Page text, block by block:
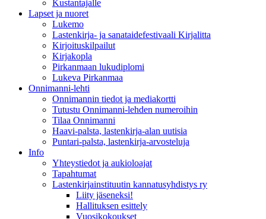
Kustantajalle
Lapset ja nuoret
Lukemo
Lastenkirja- ja sanataidefestivaali Kirjalitta
Kirjoituskilpailut
Kirjakopla
Pirkanmaan lukudiplomi
Lukeva Pirkanmaa
Onnimanni-lehti
Onnimannin tiedot ja mediakortti
Tutustu Onnimanni-lehden numeroihin
Tilaa Onnimanni
Haavi-palsta, lastenkirja-alan uutisia
Puntari-palsta, lastenkirja-arvosteluja
Info
Yhteystiedot ja aukioloajat
Tapahtumat
Lastenkirjainstituutin kannatusyhdistys ry
Liity jäseneksi!
Hallituksen esittely
Vuosikokoukset